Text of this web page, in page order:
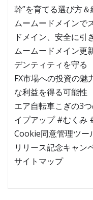
幹”を育てる選び方
ムームードメインで
ドメイン、安全に引
ムームードメイン更
デンティティを守る
FX市場への投資の魅
な利益を得る可能性
エア自転車こぎの3
イプアップ #むくみ
Cookie同意管理ツー
リリース記念キャン
サイトマップ